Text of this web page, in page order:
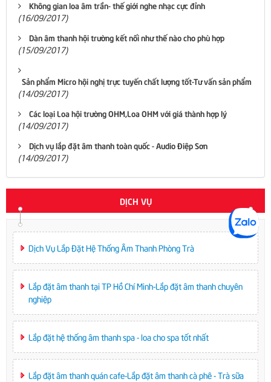
Không gian loa âm trần- thế giới nghe nhạc cực đỉnh
(16/09/2017)
Dàn âm thanh hội trường kết nối như thế nào cho phù hợp
(15/09/2017)
Sản phẩm Micro hội nghị trực tuyến chất lượng tốt-Tư vấn sản phẩm
(14/09/2017)
Các loại Loa hội trường OHM,Loa OHM với giá thành hợp lý
(14/09/2017)
Dịch vụ lắp đặt âm thanh toàn quốc - Audio Điệp Sơn
(14/09/2017)
DỊCH VỤ
Dịch Vụ Lắp Đặt Hệ Thống Âm Thanh Phòng Trà
Lắp đặt âm thanh tại TP Hồ Chí Minh-Lắp đặt âm thanh chuyên
nghiệp
Lắp đặt hệ thống âm thanh spa - loa cho spa tốt nhất
Lắp đặt âm thanh quán cafe-Lắp đặt âm thanh cà phê - Trà sữa